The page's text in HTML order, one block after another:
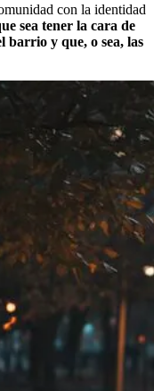
con la identidad
sea tener la cara de
barrio y que, o sea, las